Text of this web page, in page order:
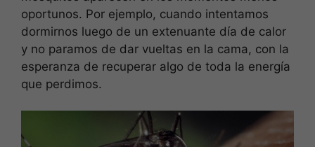
oportunos. Por ejemplo, cuando intentamos
dormirnos luego de un extenuante día de calor
y no paramos de dar vueltas en la cama, con la
esperanza de recuperar algo de toda la energía
que perdimos.